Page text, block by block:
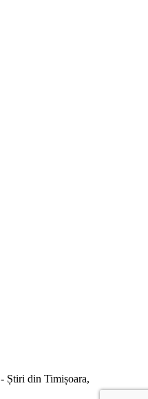
- Știri din Timișoara,